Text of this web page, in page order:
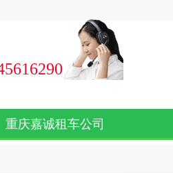
重庆嘉诚租车公司